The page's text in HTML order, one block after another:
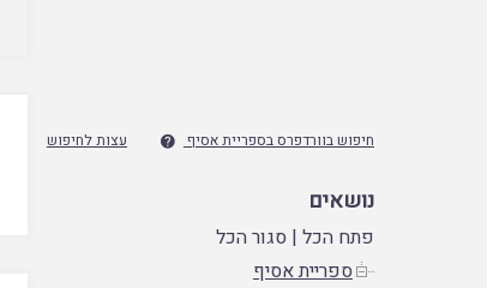
חיפוש בוורדפרס בספריית אסיף  עצות לחיפוש
נושאים
פתח הכל |סגור הכל
ספריית אסיף